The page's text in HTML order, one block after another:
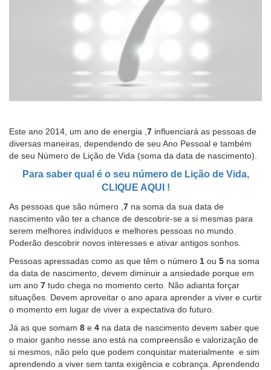
Este ano 2014, um ano de energia , 7 influenciará as pessoas de
diversas maneiras, dependendo de seu Ano Pessoal e também
de seu Número de Lição de Vida (soma da data de nascimento).
Para saberqual é o seu número de Lição de Vida,
CLIQUE AQUI !
As pessoas que são número , 7 na soma da sua data de
nascimento vão ter a chance de descobrir-se a si mesmas para
serem melhores indivíduos e melhores pessoas no mundo.
Poderão descobrir novos interesses e ativar antigos sonhos.
Pessoas apressadas como as que têm o número 1 ou 5 na soma
da data de nascimento, devem diminuir a ansiedade porque em
um ano 7 tudo chega no momento certo. Não adianta forçar
situações. Devem aproveitar o ano apara aprender a viver e curtir
o momento em lugar de viver a expectativa do futuro.
Já as que somam 8 e 4 na data de nascimento devem saber que
o maior ganho nesse ano está na compreensão e valorização de
si mesmos, não pelo que podem conquistar materialmente e sim
aprendendo a viver sem tanta exigência e cobrança. Aprendendo